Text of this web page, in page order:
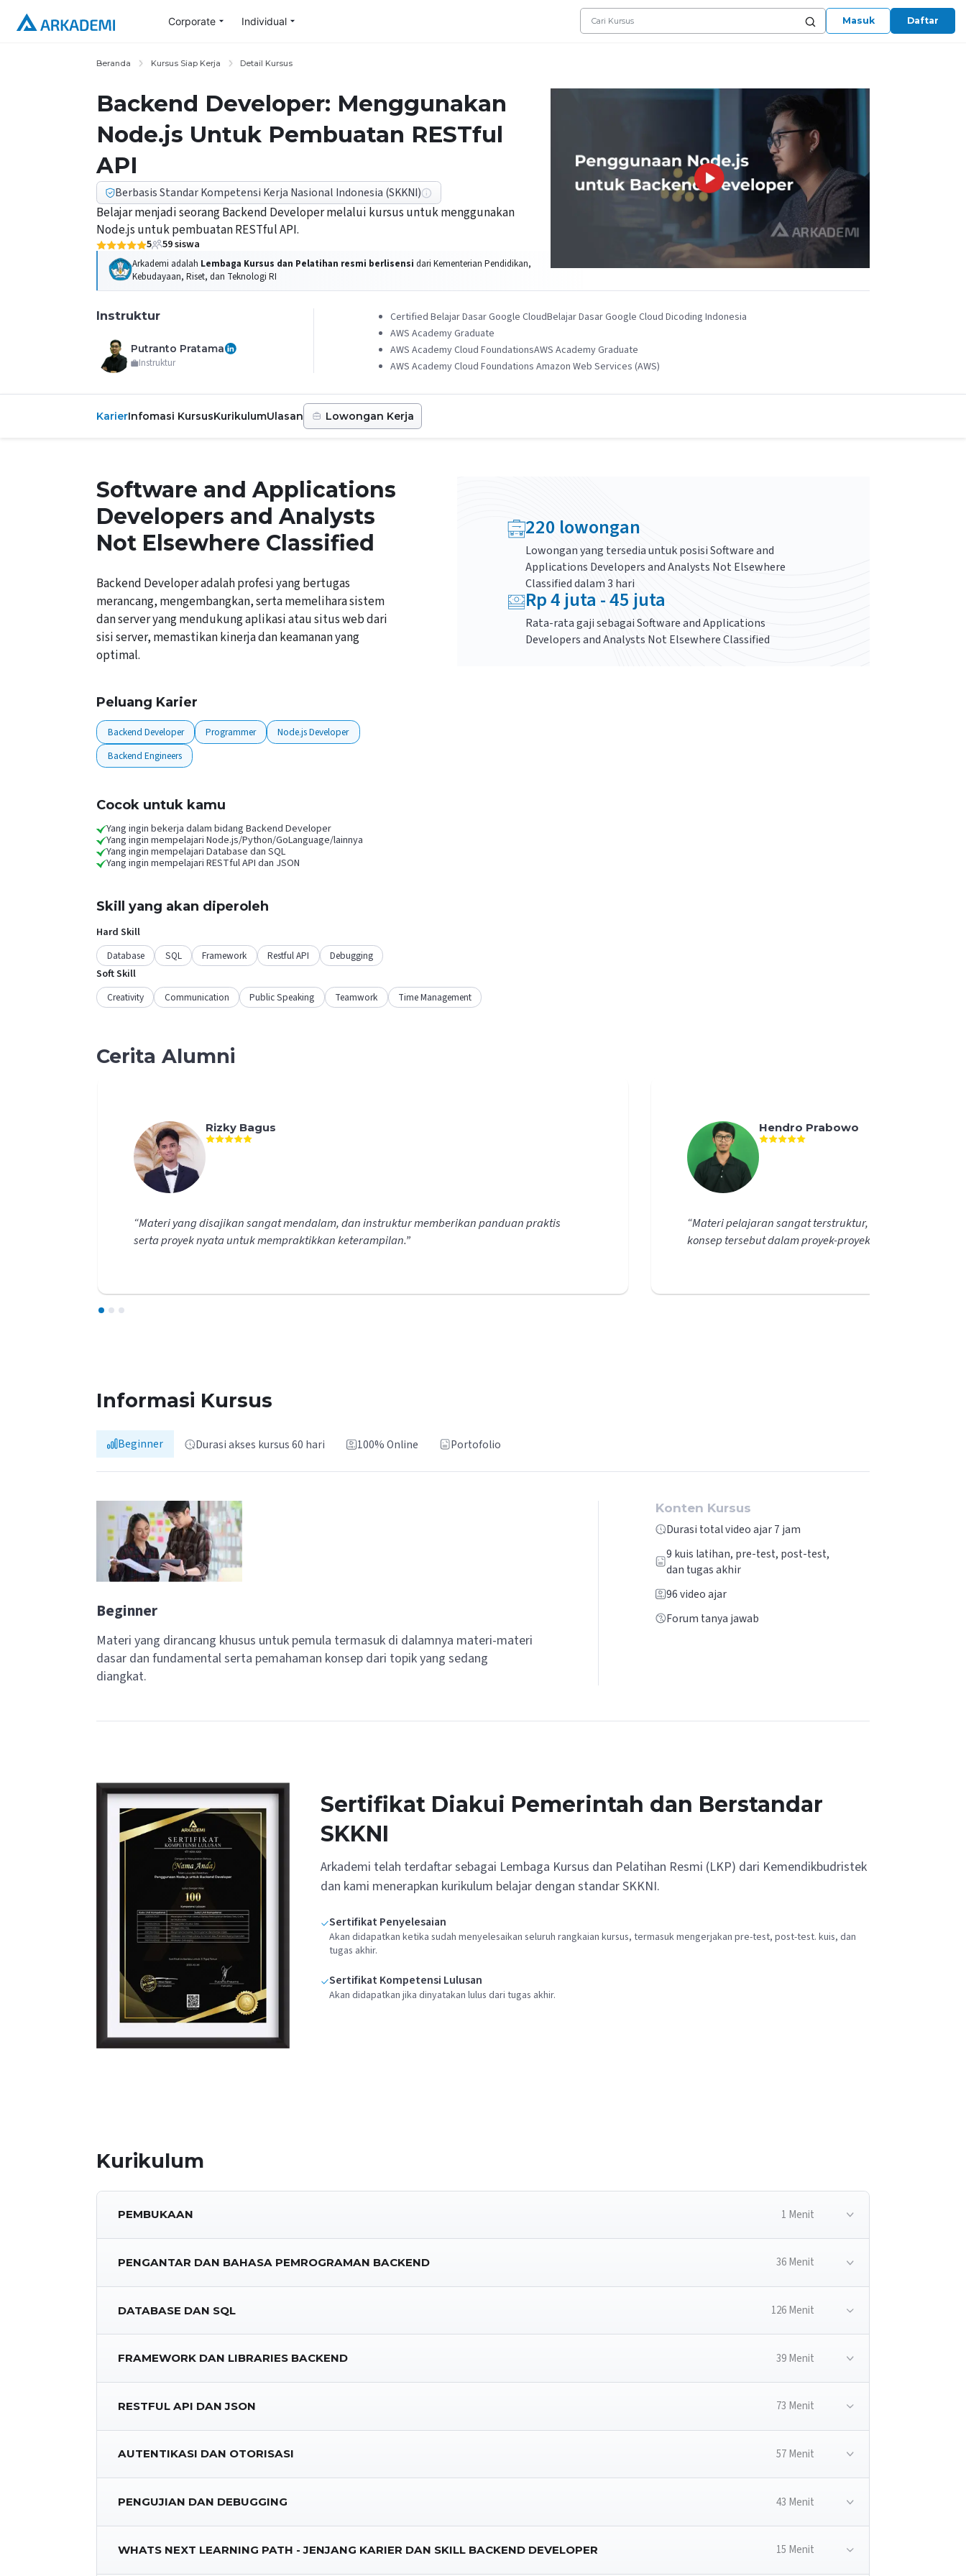
Corporate Individual Masuk Daftar
Beranda Kursus Siap Kerja Detail Kursus
Backend Developer: Menggunakan
Node.js Untuk Pembuatan RESTful
API
Berbasis Standar Kompetensi Kerja Nasional Indonesia (SKKNI)
Belajar menjadi seorang Backend Developer melalui kursus untuk menggunakan
Node.js untuk pembuatan RESTful API.
5 59siswa
Arkademi adalah Lembaga Kursus dan Pelatihan resmi berlisensi dari Kementerian Pendidikan,
Kebudayaan, Riset, dan Teknologi RI
Instruktur
Putranto Pratama
Instruktur
Certified Belajar Dasar Google CloudBelajar Dasar Google Cloud Dicoding Indonesia
AWS Academy Graduate
AWS Academy Cloud FoundationsAWS Academy Graduate
AWS Academy Cloud Foundations Amazon Web Services (AWS)
KarierInfomasi KursusKurikulumUlasan Lowongan Kerja
Software and Applications
Developers and Analysts
Not Elsewhere Classified
Backend Developer adalah profesi yang bertugas
merancang, mengembangkan, serta memelihara sistem
dan server yang mendukung aplikasi atau situs web dari
sisi server, memastikan kinerja dan keamanan yang
optimal.
Peluang Karier
Backend Developer Programmer
Node.js Developer
Backend Engineers
220 lowongan
Lowongan yang tersedia untuk posisiSoftware and
Applications Developers and Analysts Not Elsewhere
Classifieddalam 3 hari
Rp4juta -45 juta
Rata-rata gaji sebagaiSoftware and Applications
Developers and Analysts Not Elsewhere Classified
Cocok untuk kamu
Yang ingin bekerja dalam bidang Backend Developer
Yang ingin mempelajari Node.js/Python/GoLanguage/lainnya
Yang ingin mempelajari Database dan SQL
Yang ingin mempelajari RESTful API dan JSON
Skill yang akan diperoleh
Hard Skill
Database SQL Framework Restful API Debugging
Soft Skill
Creativity Communication Public Speaking Teamwork Time Management
Cerita Alumni
Rizky Bagus
“Materi yang disajikan sangat mendalam, dan instruktur memberikan panduan praktis
serta proyek nyata untuk mempraktikkan keterampilan.”
Hendro Prabowo
“Materi pelajaran sangat terstruktur, dan sekarang
konsep tersebut dalam proyek-proyek saya.
1 2 3
Informasi Kursus
Beginner Durasi akses kursus 60 hari 100% Online Portofolio
Beginner
Materi yang dirancang khusus untuk pemula termasuk di dalamnya materi-materi
dasar dan fundamental serta pemahaman konsep dari topik yang sedang
diangkat.
Konten Kursus
Durasi total video ajar 7 jam
9 kuis latihan, pre-test, post-test,
dan tugas akhir
96video ajar
Forum tanya jawab
Sertifikat Diakui Pemerintah dan Berstandar
SKKNI
Arkademi telah terdaftar sebagai Lembaga Kursus dan Pelatihan Resmi (LKP) dari Kemendikbudristek
dan kami menerapkan kurikulum belajar dengan standar SKKNI.
Sertifikat Penyelesaian
Akan didapatkan ketika sudah menyelesaikan seluruh rangkaian kursus, termasuk mengerjakan pre-test, post-test. kuis, dan
tugas akhir.
Sertifikat Kompetensi Lulusan
Akan didapatkan jika dinyatakan lulus dari tugas akhir.
Kurikulum
PEMBUKAAN 1 Menit
PENGANTAR DAN BAHASA PEMROGRAMAN BACKEND 36 Menit
DATABASE DAN SQL 126 Menit
FRAMEWORK DAN LIBRARIES BACKEND 39 Menit
RESTFUL API DAN JSON 73 Menit
AUTENTIKASI DAN OTORISASI 57 Menit
PENGUJIAN DAN DEBUGGING 43 Menit
WHATS NEXT LEARNING PATH - JENJANG KARIER DAN SKILL BACKEND DEVELOPER 15 Menit